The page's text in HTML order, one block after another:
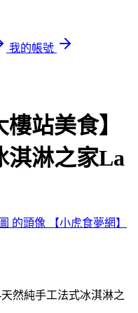
我的帳號
站美食】
淇淋之家La
【小虎食夢網】
然純手工法式冰淇淋之